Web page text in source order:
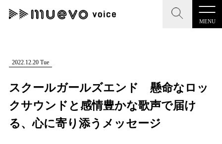
MENU
CLOSE
記事を検索する
CLOSE
"読者の声を形にする”音楽特化メディア
2022.12.20 Tue
スクールガールズエンド 懸命なロッ
クサウンドと感情豊かな歌声で届け
る、心に寄り添うメッセージ